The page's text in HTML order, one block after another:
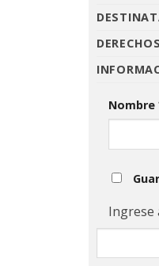
DERECHOS
Nombre
Ingrese